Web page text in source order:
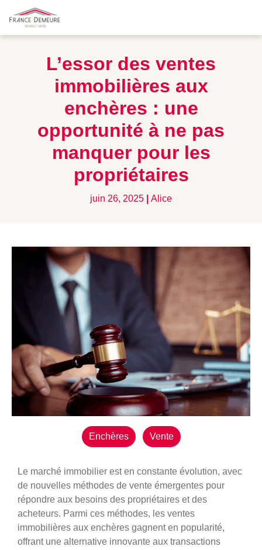
L’essor des ventes
immobilières aux
enchères : une
opportunité à ne pas
manquer pour les
propriétaires
juin 26, 2025 Alice
Enchères Vente
Le marché immobilier est en constante évolution, avec
de nouvelles méthodes de vente émergentes pour
répondre aux besoins des propriétaires et des
acheteurs. Parmi ces méthodes, les ventes
immobilières aux enchères gagnent en popularité,
offrant une alternative innovante aux transactions